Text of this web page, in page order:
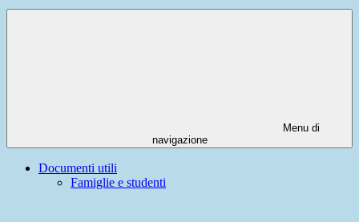
Menu di
navigazione
Documenti utili
Famiglie e studenti